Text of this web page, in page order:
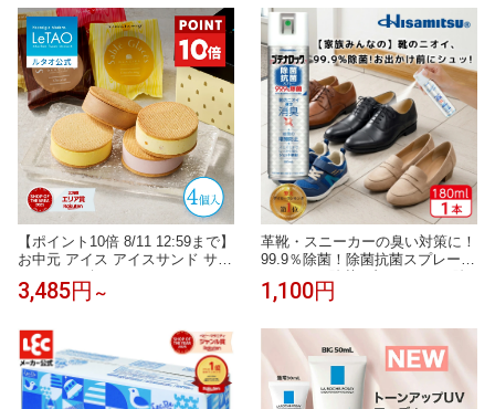
ックス入り｜ジョーマローン 香
水 フレグランス ギフト 送料無料
アワード受賞 プレゼント 誕生日
【ポイント10倍 8/11 12:59まで】
お中元 アイス アイスサンド サブ
個入り 誕生日プレゼント スイー
お取り寄せ 北海道 内祝い お返し
クッキーサンド サブレ グラッセ
4個入り 送料込み
3,485円 ～
革靴・スニーカーの臭い対策に！
99.9％除菌！除菌抗菌スプレー18
菌スプレー 抗菌 抗菌スプレー 除
の臭い 対策 消臭 靴 消臭スプレ
ー 靴 スプレー 消臭剤 除菌 安全
靴 日本製
1,100円